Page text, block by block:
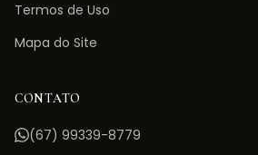
Termos de Uso
Mapa do Site
CONTATO
(67) 99339-8779